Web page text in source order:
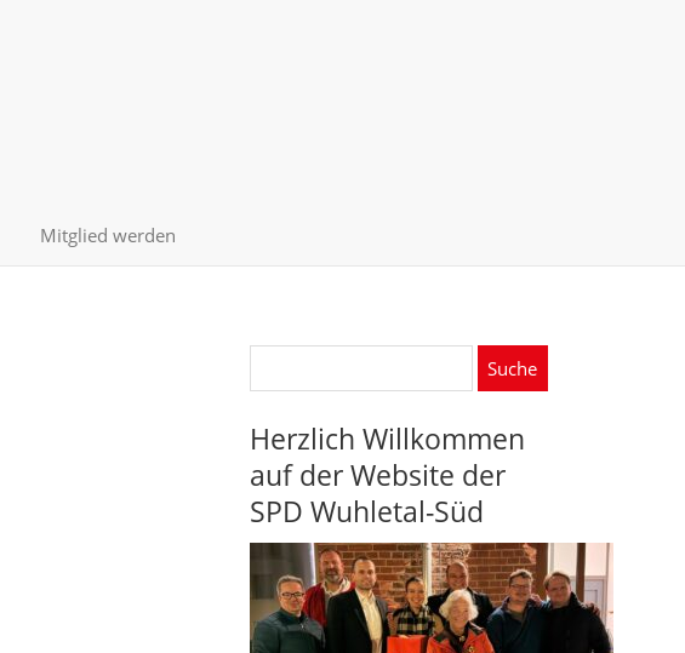
Mitglied werden
Herzlich Willkommen
auf der Website der
SPD Wuhletal-Süd